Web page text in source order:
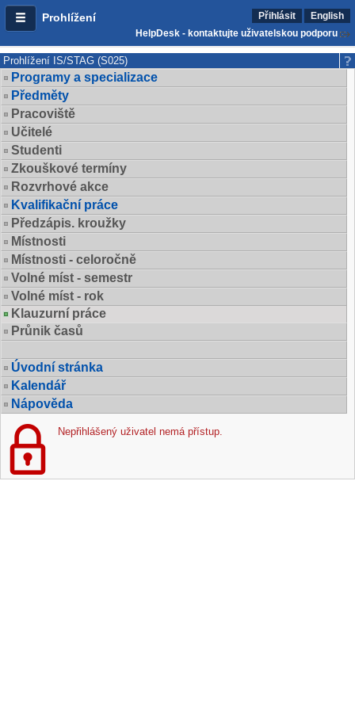
Prohlížení Přihlásit
English
HelpDesk - kontaktujte uživatelskou podporu
Prohlížení IS/STAG (S025)
Programy a specializace
Předměty
Pracoviště
Učitelé
Studenti
Zkouškové termíny
Rozvrhové akce
Kvalifikační práce
Předzápis. kroužky
Místnosti
Místnosti - celoročně
Volné míst - semestr
Volné míst - rok
Klauzurní práce
Průnik časů
Úvodní stránka
Kalendář
Nápověda
Nepřihlášený uživatel nemá přístup.